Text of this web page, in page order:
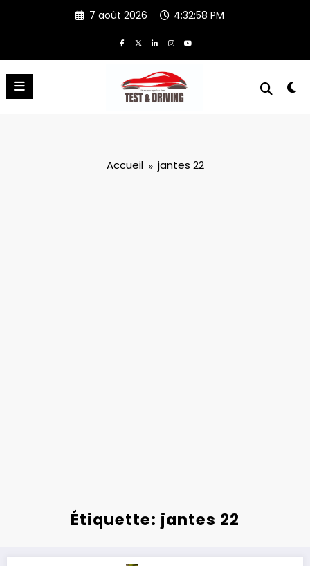
7 août 2026 4:32:59 PM
Accueil jantes 22
Étiquette: jantes 22